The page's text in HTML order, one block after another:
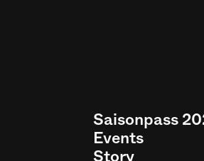
Saisonpass
Events
Story